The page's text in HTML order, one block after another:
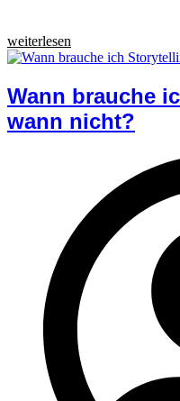
weiterlesen
Wann brauche
wann nicht?